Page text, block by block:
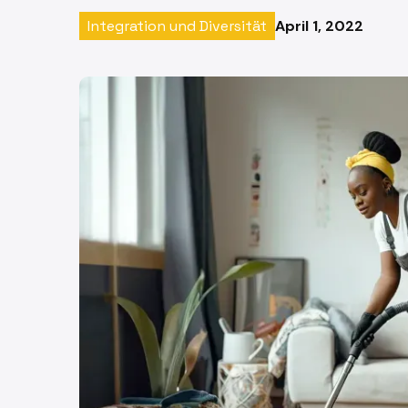
Integration und Diversität April 1, 2022